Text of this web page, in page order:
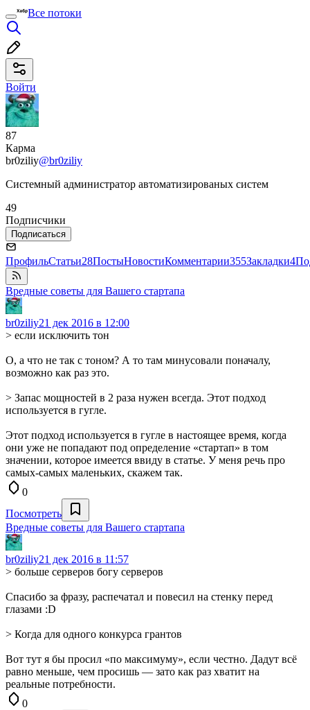
Все потоки
Войти
87
Карма
br0ziliy@br0ziliy
Системный администратор автоматизированых систем
49
Подписчики
Подписаться
ПрофильСтатьи28ПостыНовостиКомментарии355Закладки4
Вредные советы для Вашего стартапа
br0ziliy21 дек 2016 в 12:00
> если исключить тон
О, а что не так с тоном? А то там минусовали поначалу,
возможно как раз это.
> Запас мощностей в 2 раза нужен всегда. Этот подход
используется в гугле.
Этот подход используется в гугле в настоящее время, когда
они уже не попадают под определение «стартап» в том
значении, которое имеется ввиду в статье. У меня речь про
самых-самых маленьких, скажем так.
0
Посмотреть
Вредные советы для Вашего стартапа
br0ziliy21 дек 2016 в 11:57
> больше серверов богу серверов
Спасибо за фразу, распечатал и повесил на стенку перед
глазами :D
> Когда для одного конкурса грантов
Вот тут я бы просил «по максимуму», если честно. Дадут всё
равно меньше, чем просишь — зато как раз хватит на
реальные потребности.
0